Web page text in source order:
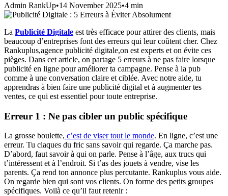
Admin RankUp•14 November 2025•4 min
La Publicité Digitale est très efficace pour attirer des clients, mais
beaucoup d’entreprises font des erreurs qui leur coûtent cher. Chez
Rankuplus,agence publicité digitale,on est experts et on évite ces
pièges. Dans cet article, on partage 5 erreurs à ne pas faire lorsque
publicité en ligne pour améliorer ta campagne. Pense à la pub
comme à une conversation claire et ciblée. Avec notre aide, tu
apprendras à bien faire une publicité digital et à augmenter tes
ventes, ce qui est essentiel pour toute entreprise.
Erreur 1 : Ne pas cibler un public spécifique
La grosse boulette, c’est de viser tout le monde. En ligne, c’est une
erreur. Tu claques du fric sans savoir qui regarde. Ça marche pas.
D’abord, faut savoir à qui on parle. Pense à l’âge, aux trucs qui
t’intéressent et à l’endroit. Si t’as des jouets à vendre, vise les
parents. Ça rend ton annonce plus percutante. Rankuplus vous aide.
On regarde bien qui sont vos clients. On forme des petits groupes
spécifiques. Voilà ce qu’il faut retenir :